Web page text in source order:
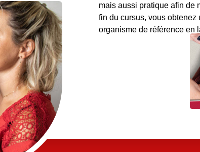
mais aussi pratique afin de
fin du cursus, vous obtenez
organisme de référence en